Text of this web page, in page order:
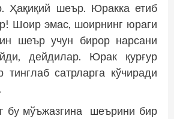
Ҳақиқий шеър. Юракка етиб
Шоир эмас, шоирнинг юраги
шеър учун бирор нарсани
дейдилар. Юрак қурғур
тинглаб сатрларга кўчиради
бу мўъжазгина шеърини бир